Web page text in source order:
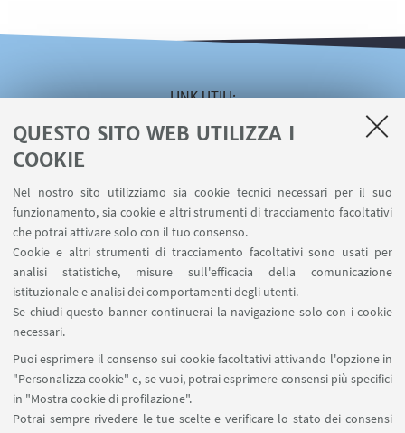
QUESTO SITO WEB UTILIZZA I
COOKIE
Nel nostro sito utilizziamo sia cookie tecnici necessari per il suo
funzionamento, sia cookie e altri strumenti di tracciamento facoltativi
che potrai attivare solo con il tuo consenso.
Cookie e altri strumenti di tracciamento facoltativi sono usati per
analisi statistiche, misure sull'efficacia della comunicazione
istituzionale e analisi dei comportamenti degli utenti.
Se chiudi questo banner continuerai la navigazione solo con i cookie
necessari.
Puoi esprimere il consenso sui cookie facoltativi attivando l'opzione in
"Personalizza cookie" e, se vuoi, potrai esprimere consensi più specifici
in "Mostra cookie di profilazione".
Potrai sempre rivedere le tue scelte e verificare lo stato dei consensi
LINK UTILI
Area riservata
Servizio online U-WEB Missioni
Contatti
SEGUI IL DIPARTIMENTO SU:
SEGUI UNIBO SU: